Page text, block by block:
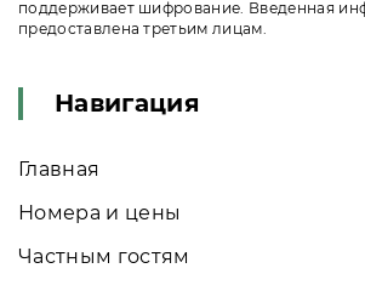
поддерживает шифрование. Введенная
предоставлена третьим лицам.
Навигация
Главная
Номера и цены
Частным гостям